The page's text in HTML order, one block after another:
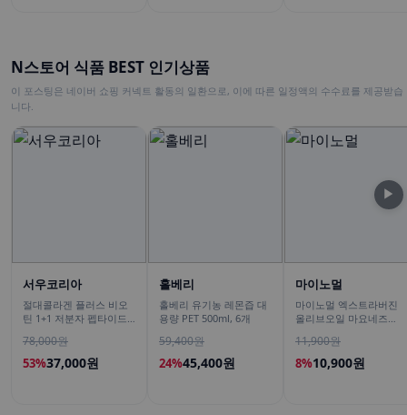
N스토어 식품 BEST 인기상품
이 포스팅은 네이버 쇼핑 커넥트 활동의 일환으로, 이에 따른 일정액의 수수료를 제공받습
니다.
서우코리아
절대콜라겐 플러스 비오
틴 1+1 저분자 펩타이드
120g
78,000원
53%37,000원
홀베리
홀베리 유기농 레몬즙 대
용량 PET 500ml, 6개
59,400원
24%45,400원
마이노멀
마이노멀 엑스트라버진
올리브오일 마요네즈
11,900원
8%10,900원
▶